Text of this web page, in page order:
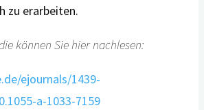
zu erarbeiten.
können Sie hier nachlesen:
ejournals/1439-
a-1033-7159